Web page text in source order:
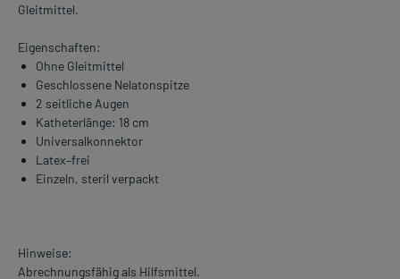
Gleitmittel.
Eigenschaften:
Ohne Gleitmittel
Geschlossene Nelatonspitze
2 seitliche Augen
Katheterlänge: 18 cm
Universalkonnektor
Latex–frei
Einzeln, steril verpackt
Hinweise:
Abrechnungsfähig als Hilfsmittel.